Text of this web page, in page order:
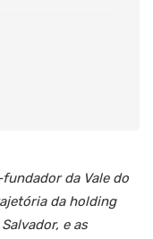
da Vale do
da holding
e as